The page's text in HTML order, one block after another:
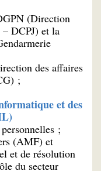
(Direction
DCPJ) et la
des affaires
;
et des
;
(AMF) et
et de résolution
du secteur